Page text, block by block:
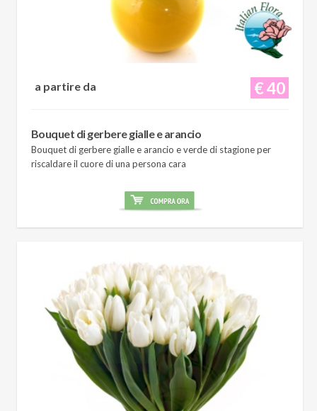
€ 40
a partire da
Bouquet di gerbere gialle e arancio
Bouquet di gerbere gialle e arancio e verde di stagione per
riscaldare il cuore di una persona cara